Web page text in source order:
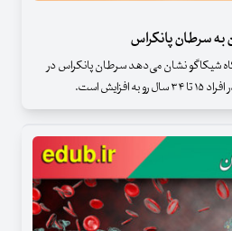
به سرطان پانکراس
شیکاگو نشان می‌دهد سرطان پانکراس در